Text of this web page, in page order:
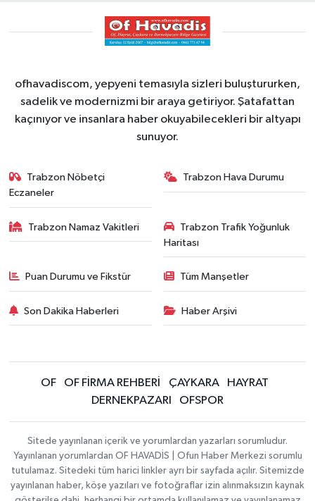
ofhavadiscom, yepyeni temasıyla sizleri buluştururken,
sadelik ve modernizmi bir araya getiriyor. Şatafattan
kaçınıyor ve insanlara haber okuyabilecekleri bir altyapı
sunuyor.
Trabzon Nöbetçi
Eczaneler
Trabzon Hava Durumu
Trabzon Namaz Vakitleri
Trabzon Trafik Yoğunluk
Haritası
Puan Durumu ve Fikstür Tüm Manşetler
Son Dakika Haberleri Haber Arşivi
OF OF FİRMA REHBERİ ÇAYKARA
HAYRAT
DERNEKPAZARI
OFSPOR
Sitede yayınlanan içerik ve yorumlardan yazarları sorumludur.
Yayınlanan yorumlardan OF HAVADİS | Ofun Haber Merkezi sorumlu
tutulamaz. Sitedeki tüm harici linkler ayrı bir sayfada açılır. Sitemizde
yayınlanan haber, köşe yazıları ve fotoğraflar izin alınmaksızın kaynak